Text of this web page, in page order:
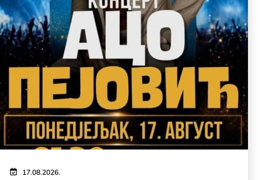
17.08.2026.